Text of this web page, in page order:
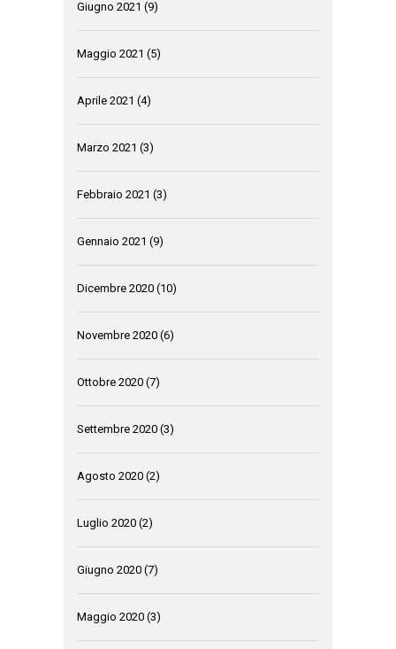
Giugno 2021 (9)
Maggio 2021 (5)
Aprile 2021 (4)
Marzo 2021 (3)
Febbraio 2021 (3)
Gennaio 2021 (9)
Dicembre 2020 (10)
Novembre 2020 (6)
Ottobre 2020 (7)
Settembre 2020 (3)
Agosto 2020 (2)
Luglio 2020 (2)
Giugno 2020 (7)
Maggio 2020 (3)